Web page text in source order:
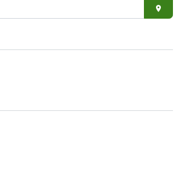
place